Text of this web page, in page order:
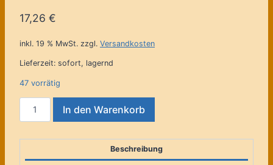
17,26 €
inkl. 19 % MwSt. zzgl. Versandkosten
Lieferzeit: sofort, lagernd
47 vorrätig
Schindelstifte
Menge
In den Warenkorb
Beschreibung